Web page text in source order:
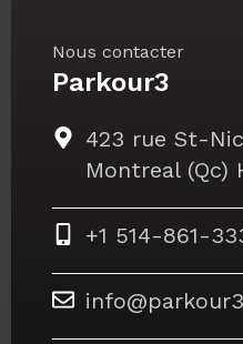
Nous contacter
Parkour3
423 rue St-
Montreal (Qc)
+1 514-861-